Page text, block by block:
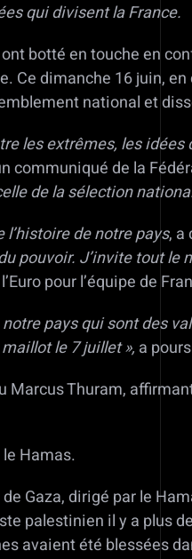
qui divisent la France.
botté en touche en
Ce dimanche 16 juin,
national et
les extrêmes, les
communiqué de la
de la sélection
de notre pays, a
pouvoir. J’invite tout le
pour l’équipe de
pays qui sont des
le 7 juillet », a
Marcus Thuram,
Hamas.
Gaza, dirigé par le
palestinien il y a plus
avaient été blessées